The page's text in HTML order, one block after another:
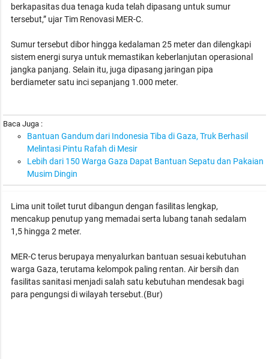
berkapasitas dua tenaga kuda telah dipasang untuk sumur
tersebut,” ujar Tim Renovasi MER-C.
Sumur tersebut dibor hingga kedalaman 25 meter dan dilengkapi
sistem energi surya untuk memastikan keberlanjutan operasional
jangka panjang. Selain itu, juga dipasang jaringan pipa
berdiameter satu inci sepanjang 1.000 meter.
Baca Juga :
Bantuan Gandum dari Indonesia Tiba di Gaza, Truk Berhasil
Melintasi Pintu Rafah di Mesir
Lebih dari 150 Warga Gaza Dapat Bantuan Sepatu dan Pakaian
Musim Dingin
Lima unit toilet turut dibangun dengan fasilitas lengkap,
mencakup penutup yang memadai serta lubang tanah sedalam
1,5 hingga 2 meter.
MER-C terus berupaya menyalurkan bantuan sesuai kebutuhan
warga Gaza, terutama kelompok paling rentan. Air bersih dan
fasilitas sanitasi menjadi salah satu kebutuhan mendesak bagi
para pengungsi di wilayah tersebut.(Bur)